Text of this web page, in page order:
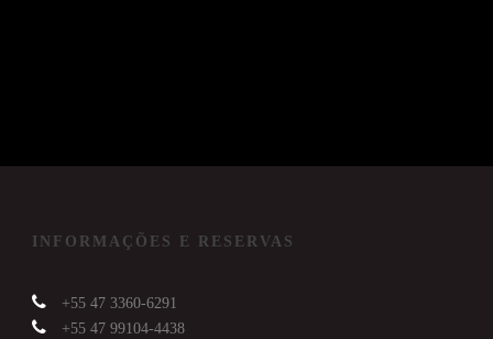
INFORMAÇÕES E RESERVAS
+55 47 3360-6291
+55 47 99104-4438